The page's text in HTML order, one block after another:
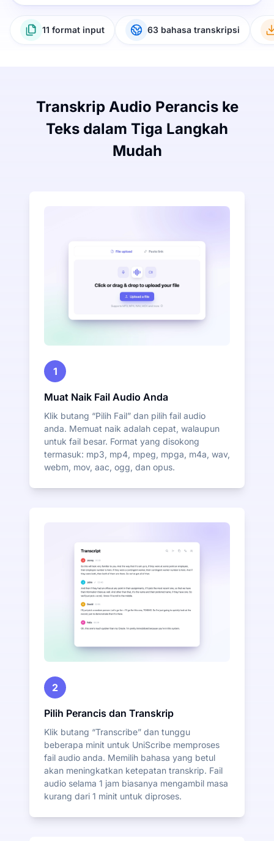
11 format input 63 bahasa transkripsi
Transkrip Audio Perancis ke
Teks dalam Tiga Langkah
Mudah
1
Muat Naik Fail Audio Anda
Klik butang “Pilih Fail” dan pilih fail audio
anda. Memuat naik adalah cepat, walaupun
untuk fail besar. Format yang disokong
termasuk: mp3, mp4, mpeg, mpga, m4a, wav,
webm, mov, aac, ogg, dan opus.
2
Pilih Perancis dan Transkrip
Klik butang “Transcribe” dan tunggu
beberapa minit untuk UniScribe memproses
fail audio anda. Memilih bahasa yang betul
akan meningkatkan ketepatan transkrip. Fail
audio selama 1 jam biasanya mengambil masa
kurang dari 1 minit untuk diproses.